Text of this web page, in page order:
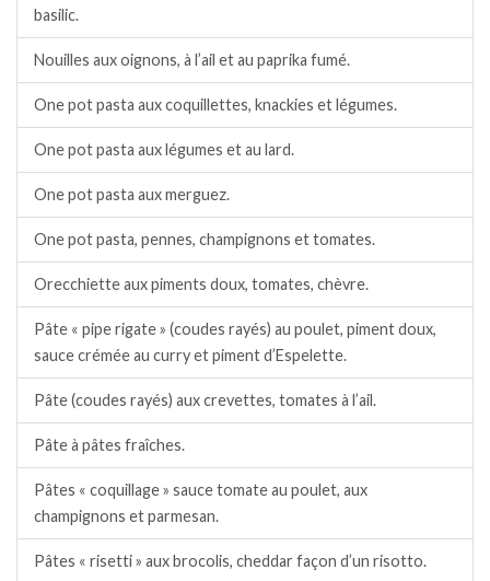
basilic.
Nouilles aux oignons, à l’ail et au paprika fumé.
One pot pasta aux coquillettes, knackies et légumes.
One pot pasta aux légumes et au lard.
One pot pasta aux merguez.
One pot pasta, pennes, champignons et tomates.
Orecchiette aux piments doux, tomates, chèvre.
Pâte « pipe rigate » (coudes rayés) au poulet, piment doux,
sauce crémée au curry et piment d’Espelette.
Pâte (coudes rayés) aux crevettes, tomates à l’ail.
Pâte à pâtes fraîches.
Pâtes « coquillage » sauce tomate au poulet, aux
champignons et parmesan.
Pâtes « risetti » aux brocolis, cheddar façon d’un risotto.